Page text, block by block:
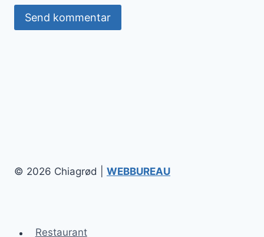
© 2026 Chiagrød | WEBBUREAU
Restaurant